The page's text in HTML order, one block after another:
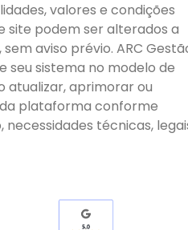
valores e condições
site podem ser alterados a
aviso prévio. ARC
seu sistema no modelo de
atualizar, aprimorar ou
plataforma conforme
necessidades técnicas,